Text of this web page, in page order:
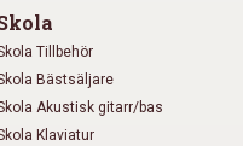
Tillbehör
Bästsäljare
Akustisk gitarr/bas
Klaviatur